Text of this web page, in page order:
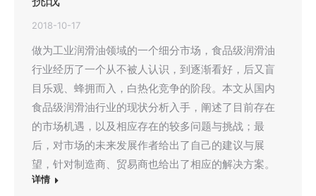
2018-10-17
做为工业润滑油领域的一个细分市场，食品级润滑油
行业经历了一个从不被人认识，到逐渐看好，后又盲
目乐观、蜂拥而入，白热化竞争的阶段。本文从国内
食品级润滑油行业的现状分析入手，阐述了目前存在
的市场机遇，以及相应存在的较多问题与挑战；最
后，对市场的未来发展作者给出了自己的建议与展
望，针对制造商、贸易商也给出了相应的解决方案。
详情